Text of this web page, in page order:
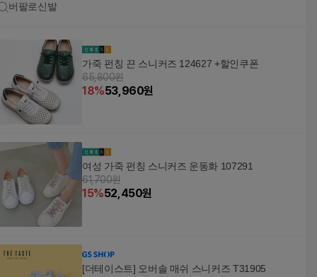
버팔로신발
가죽 펀칭 끈 스니커즈 124627 +할인쿠폰
65,800원
18%53,960원
여성 가죽 펀칭 스니커즈 운동화 107291
61,700원
15%52,450원
[더테이스트] 오버솔 매쉬 스니커즈 T31905